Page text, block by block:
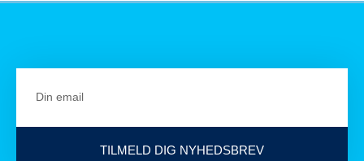
TILMELD DIG NYHEDSBREV